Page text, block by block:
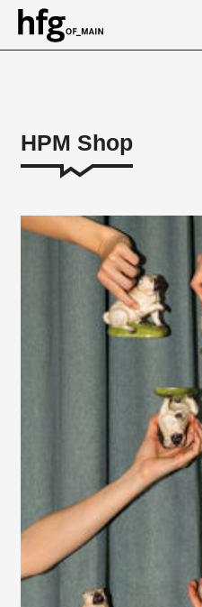
Über
Vasen und Schalen
Sortimente und Services
HPM Shop